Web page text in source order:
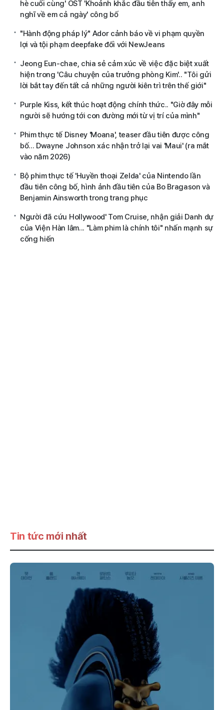
hè cuối cùng' OST 'Khoảnh khắc đầu tiên thấy em, anh
nghĩ về em cả ngày' công bố
"Hành động pháp lý" Ador cảnh báo về vi phạm quyền
lợi và tội phạm deepfake đối với NewJeans
Jeong Eun-chae, chia sẻ cảm xúc về việc đặc biệt xuất
hiện trong 'Câu chuyện của trưởng phòng Kim'.. "Tôi gửi
lời bắt tay đến tất cả những người kiên trì trên thế giới"
Purple Kiss, kết thúc hoạt động chính thức.. "Giờ đây mỗi
người sẽ hướng tới con đường mới từ vị trí của mình"
Phim thực tế Disney 'Moana', teaser đầu tiên được công
bố... Dwayne Johnson xác nhận trở lại vai 'Maui' (ra mắt
vào năm 2026)
Bộ phim thực tế 'Huyền thoại Zelda' của Nintendo lần
đầu tiên công bố, hình ảnh đầu tiên của Bo Bragason và
Benjamin Ainsworth trong trang phục
Người đã cứu Hollywood' Tom Cruise, nhận giải Danh dự
của Viện Hàn lâm... "Làm phim là chính tôi" nhấn mạnh sự
cống hiến
Tin tức mới nhất